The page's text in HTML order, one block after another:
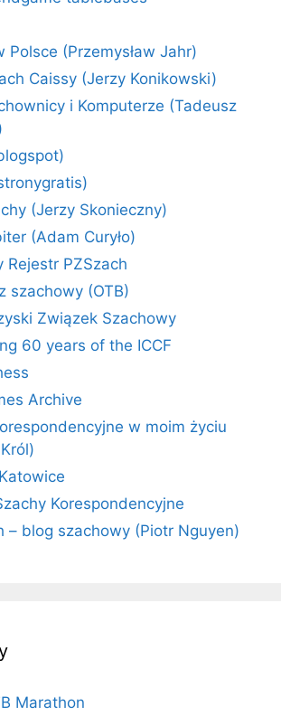
Polsce (Przemysław Jahr)
Caissy (Jerzy Konikowski)
i Komputerze (Tadeusz
(Jerzy Skonieczny)
(Adam Curyło)
Rejestr PZSzach
szachowy (OTB)
Związek Szachowy
60 years of the ICCF
Archive
w moim życiu
Korespondencyjne
– blog szachowy (Piotr Nguyen)
Marathon